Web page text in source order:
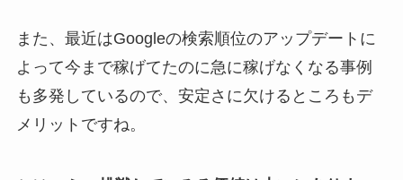
また、最近はGoogleの検索順位のアップデートに
よって今まで稼げてたのに急に稼げなくなる事例
も多発しているので、安定さに欠けるところもデ
メリットですね。